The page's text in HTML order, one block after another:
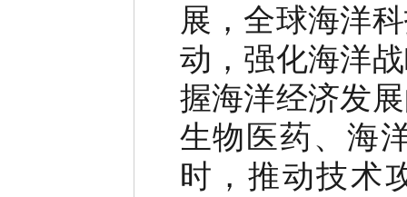
展，全球海洋
动，强化海洋
握海洋经济发
生物医药、海
时，推动技术